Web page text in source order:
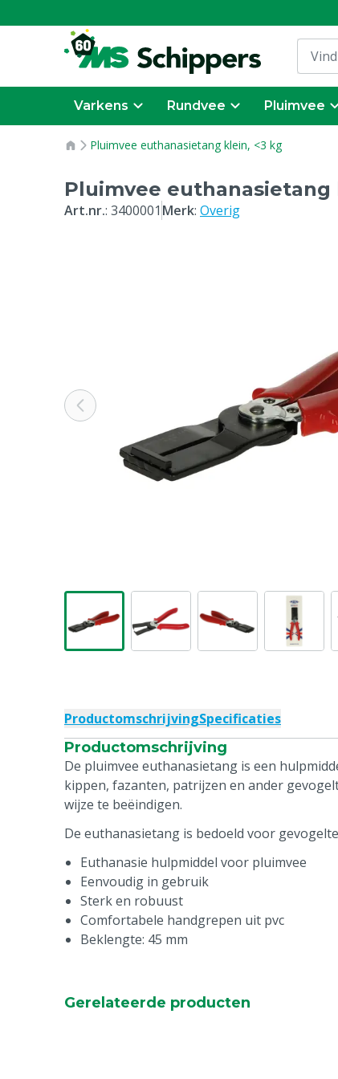
Varkens Rundvee Pluimvee
Pluimvee euthanasietang klein, <3 kg
Pluimvee euthanasietang
Art.nr.: 3400001 Merk: Overig
ProductomschrijvingSpecificaties
Productomschrijving
De pluimvee euthanasietang is een
kippen, fazanten, patrijzen en ander
wijze te beëindigen.
De euthanasietang is bedoeld voor
Euthanasie hulpmiddel voor pluimvee
Eenvoudig in gebruik
Sterk en robuust
Comfortabele handgrepen uit pvc
Beklengte: 45 mm
Gerelateerde producten